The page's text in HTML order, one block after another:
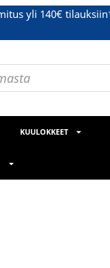
yli 140€
KUULOKKEET